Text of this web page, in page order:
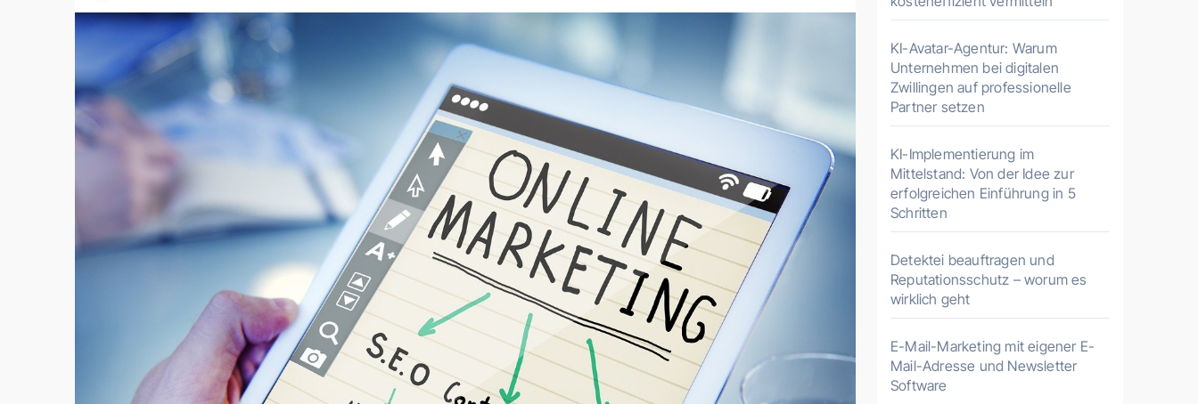
KI-Avatar-Agentur: Warum
Unternehmen bei digitalen
Zwillingen auf professionelle
Partner setzen
KI-Implementierung im
Mittelstand: Von der Idee zur
erfolgreichen Einführung in 5
Schritten
Detektei beauftragen und
Reputationsschutz – worum es
wirklich geht
E-Mail-Marketing mit eigener E-
Mail-Adresse und Newsletter
Software